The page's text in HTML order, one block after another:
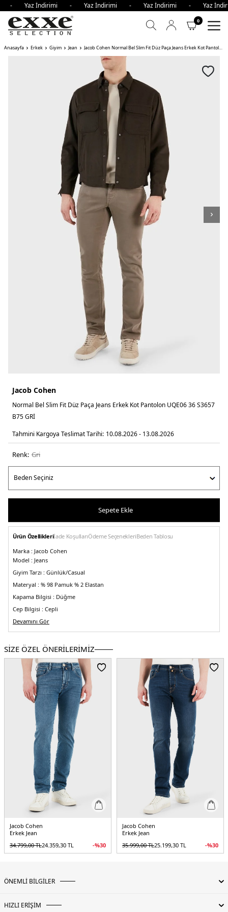
- Yaz İndirimi - Yaz İndirimi - Yaz İndirimi -
0
Anasayfa Erkek Giyim Jean Jacob Cohen Normal Bel Slim Fit Düz Paça Jeans Erkek Kot Pantolon 36
Jacob Cohen
Normal Bel Slim Fit Düz Paça Jeans Erkek Kot Pantolon UQE06 36 S3657
B75 GRİ
Tahmini Kargoya Teslimat Tarihi: 10.08.2026 - 13.08.2026
Renk: gri̇
Sepete Ekle
Ürün Özellikleriİade KoşullarıÖdeme SeçenekleriBeden Tablosu
Marka : Jacob Cohen
Model : Jeans
Giyim Tarzı : Günlük/Casual
Materyal : % 98 Pamuk % 2 Elastan
Kapama Bilgisi : Düğme
Cep Bilgisi : Cepli
Kalıp Bilgisi :Slim Fit, Normal Bel, Dar Paça
Detay :-Desensiz denim-Marka logolu mendil detayı
Manken Ölçüsü :Boy : 1.87 cm / Göğüs : 99 cm / Bel : 81 cm / Basen : 97 cm /
Üretim Yeri :İtalya
5DK1UQE0636S3657B75.18
Devamını Gör
SİZE ÖZEL ÖNERİLERİMİZ
Jacob Cohen
Erkek Jean
34.799,00TL24.359,30 TL -%30
Jacob Cohen
Erkek Jean
35.999,00TL25.199,30 TL -%30
ÖNEMLİ BİLGİLER
HIZLI ERİŞİM